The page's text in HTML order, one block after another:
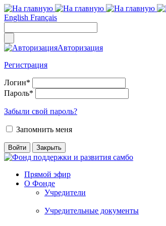
English Français
Авторизация
Регистрация
Логин*
Пароль*
Забыли свой пароль?
Запомнить меня
Прямой эфир
О Фонде
Учредители
Учредительные документы